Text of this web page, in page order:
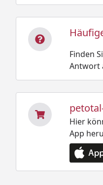
Finden
Antwort
Hier
App